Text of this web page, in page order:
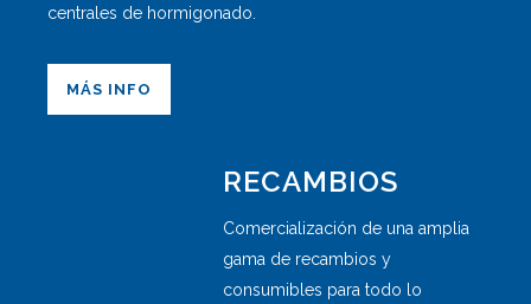
centrales de hormigonado.
MÁS INFO
RECAMBIOS
Comercialización de una amplia
gama de recambios y
consumibles para todo lo